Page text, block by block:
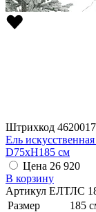
Штрихкод
Ель
D75xH185 см
Цена 26 920
В корзину
Артикул ЕЛТЛС
Размер
185